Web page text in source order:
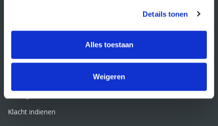
Details tonen
Alles toestaan
Weigeren
Retourbeleid
Klacht indienen